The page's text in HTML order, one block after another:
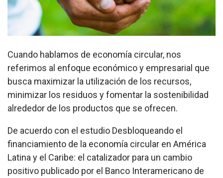
Cuando hablamos de economía circular, nos
referimos al enfoque económico y empresarial que
busca maximizar la utilización de los recursos,
minimizar los residuos y fomentar la sostenibilidad
alrededor de los productos que se ofrecen.
De acuerdo con el estudio Desbloqueando el
financiamiento de la economía circular en América
Latina y el Caribe: el catalizador para un cambio
positivo publicado por el Banco Interamericano de